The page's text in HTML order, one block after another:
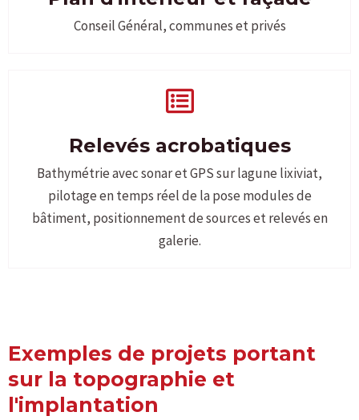
Conseil Général, communes et privés
Relevés acrobatiques
Bathymétrie avec sonar et GPS sur lagune lixiviat,
pilotage en temps réel de la pose modules de
bâtiment, positionnement de sources et relevés en
galerie.
Exemples de projets portant
sur la topographie et
l'implantation